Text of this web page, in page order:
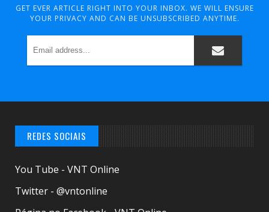
GET EVER ARTICLE RIGHT INTO YOUR INBOX. WE WILL ENSURE
YOUR PRIVACY AND CAN BE UNSUBSCRIBED ANYTIME.
REDES SOCIAIS
You Tube - VNT Online
Twitter - @vntonline